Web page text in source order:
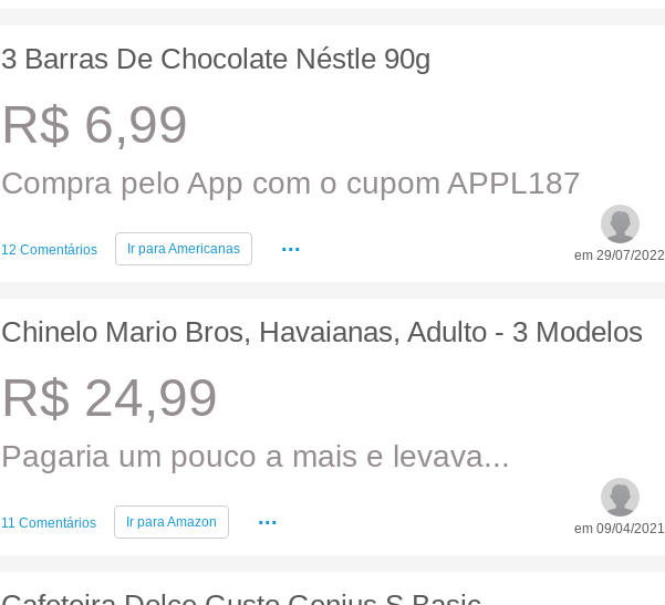
3 Barras De Chocolate Néstle 90g
R$ 6,99
Compra pelo App com o cupom APPL187
12 Comentários Ir paraAmericanas ... em 29/07/2022
Chinelo Mario Bros, Havaianas, Adulto - 3 Modelos
R$ 24,99
Pagaria um pouco a mais e levava...
11 Comentários Ir paraAmazon ... em 09/04/2021